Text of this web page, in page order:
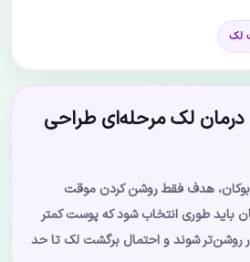
لک
درمان لک مرحله‌ای طراحی
هدف فقط روشن کردن موقت
باید طوری انتخاب شود که پوست کمتر
روشن‌تر شوند و احتمال برگشت لک تا حد